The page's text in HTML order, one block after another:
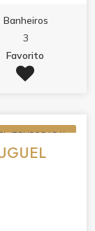
Banheiros
3
Favorito
(TEMPORADA)